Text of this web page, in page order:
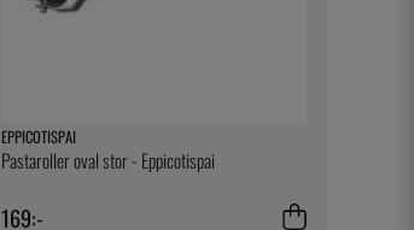
EPPICOTISPAI
Pastaroller oval stor - Eppicotispai
169:-